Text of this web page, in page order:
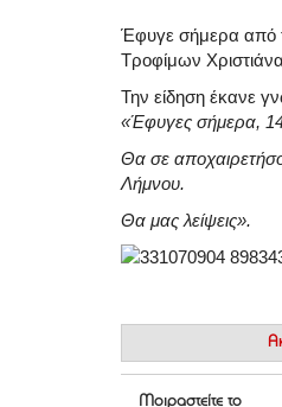
Έφυγε σήμερα από
Τροφίμων
Την είδηση έκανε
«Έφυγες σήμερα,
Θα σε
Λήμνου.
Θα μας λείψεις».
Μοιραστείτε το